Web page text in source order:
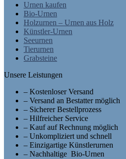
Urnen kaufen
Bio-Urnen
Holzurnen – Urnen aus Holz
Künstler-Urnen
Seeurnen
Tierurnen
Grabsteine
Unsere Leistungen
– Kostenloser Versand
– Versand an Bestatter möglich
– Sicherer Bestellprozess
– Hilfreicher Service
– Kauf auf Rechnung möglich
– Unkompliziert und schnell
– Einzigartige Künstlerurnen
– Nachhaltige Bio-Urnen